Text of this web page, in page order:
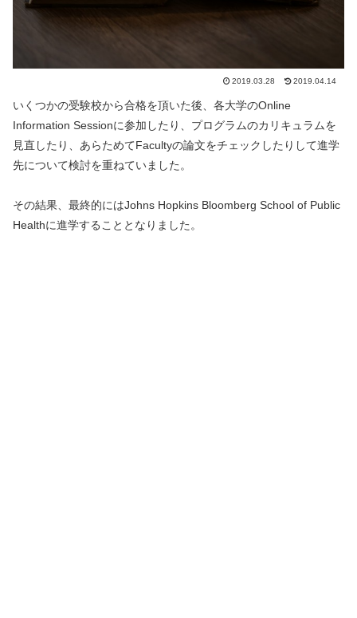
2019.03.28 2019.04.14
いくつかの受験校から合格を頂いた後、各大学のOnline
Information Sessionに参加したり、プログラムのカリキュラムを
見直したり、あらためてFacultyの論文をチェックしたりして進学
先について検討を重ねていました。
その結果、最終的にはJohns Hopkins Bloomberg School of Public
Healthに進学することとなりました。